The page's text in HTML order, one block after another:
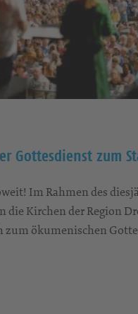
Gottesdienst zum
Im Rahmen des
die Kirchen der Region
zum ökumenischen